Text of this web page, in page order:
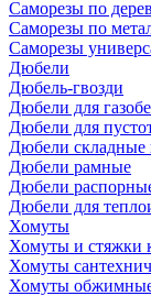
Саморезы по
Саморезы по
Саморезы
Дюбели
Дюбель-гвозди
Дюбели для
Дюбели для
Дюбели
Дюбели рамные
Дюбели
Дюбели для
Хомуты
Хомуты и стяжки
Хомуты
Хомуты